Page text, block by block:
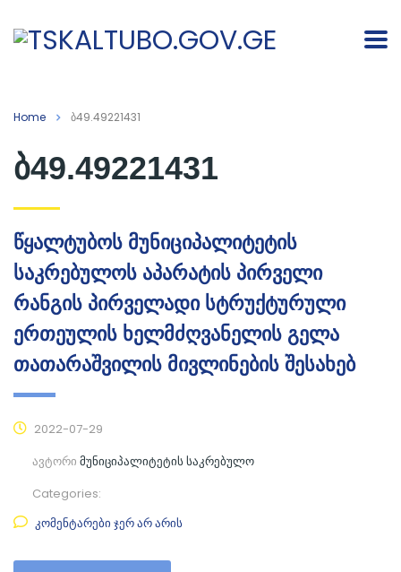
Home ბ49.49221431
ბ49.49221431
წყალტუბოს მუნიციპალიტეტის
საკრებულოს აპარატის პირველი
რანგის პირველადი სტრუქტურული
ერთეულის ხელმძღვანელის გელა
თათარაშვილის მივლინების შესახებ
2022-07-29
ავტორი მუნიციპალიტეტის საკრებულო
Categories:
კომენტარები ჯერ არ არის